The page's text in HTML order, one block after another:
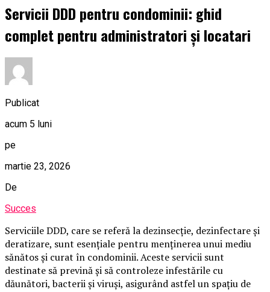
Servicii DDD pentru condominii: ghid
complet pentru administratori și locatari
Publicat
acum 5 luni
pe
martie 23, 2026
De
Succes
Serviciile DDD, care se referă la dezinsecție, dezinfectare și
deratizare, sunt esențiale pentru menținerea unui mediu
sănătos și curat în condominii. Aceste servicii sunt
destinate să prevină și să controleze infestările cu
dăunători, bacterii și viruși, asigurând astfel un spațiu de